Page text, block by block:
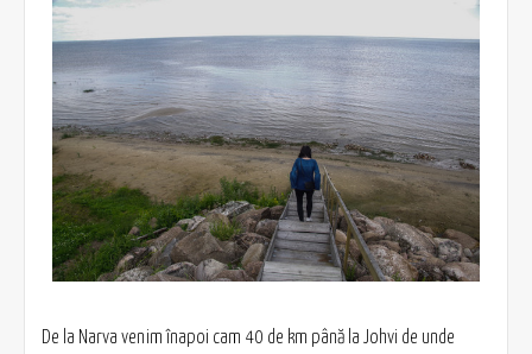
De la Narva venim înapoi cam 40 de km până la Johvi de unde